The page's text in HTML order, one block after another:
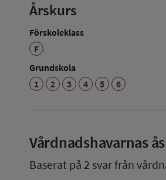
Årskurs
Förskoleklass
F
Grundskola
1
2 3 4 5 6
Vårdnadshavarnas
Baserat på 2 svar från